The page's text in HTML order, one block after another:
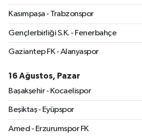
Kasımpaşa - Trabzonspor
Gençlerbirliği S.K. - Fenerbahçe
Gaziantep FK - Alanyaspor
16 Ağustos, Pazar
Başakşehir - Kocaelispor
Beşiktaş - Eyüpspor
Amed - Erzurumspor FK